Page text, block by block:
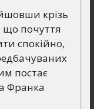
крізь
що почуття
спокійно,
постає
Франка